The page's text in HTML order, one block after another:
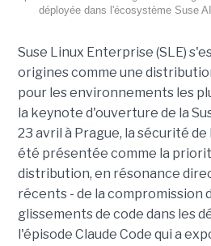
déployée dans l'écosystème Suse
Suse Linux Enterprise (SLE)
origines comme une
pour les environnements les
la keynote d'ouverture de la
23 avril à Prague, la sécurité
été présentée comme la
distribution, en résonance
récents - de la compromission
glissements de code dans les
l'épisode Claude Code qui a